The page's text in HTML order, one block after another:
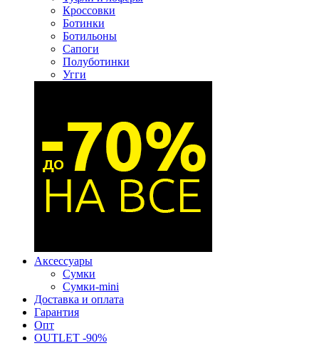
Кроссовки
Ботинки
Ботильоны
Сапоги
Полуботинки
Угги
Аксессуары
Сумки
Сумки-mini
Доставка и оплата
Гарантия
Опт
OUTLET -90%